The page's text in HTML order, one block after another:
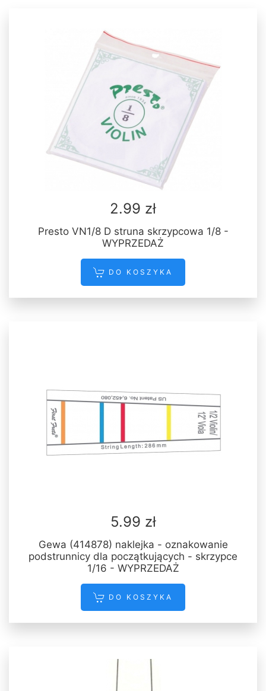
2.99 zł
Presto VN1/8 D struna skrzypcowa 1/8 -
WYPRZEDAŻ
DO KOSZYKA
5.99 zł
Gewa (414878) naklejka - oznakowanie
podstrunnicy dla początkujących - skrzypce
1/16 - WYPRZEDAŻ
DO KOSZYKA